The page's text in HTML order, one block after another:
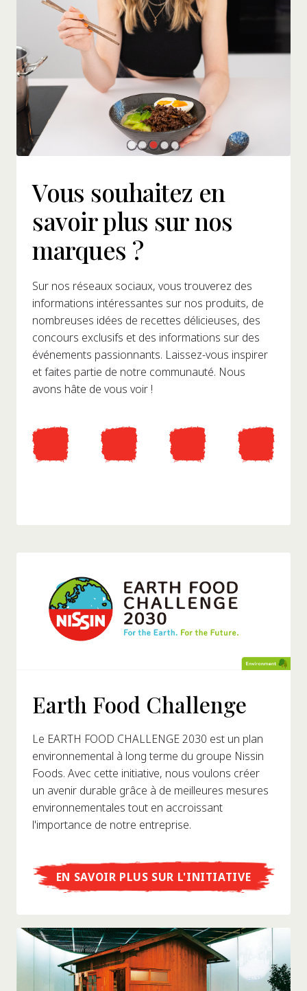
Vous souhaitez en
savoir plus sur nos
marques ?
Sur nos réseaux sociaux, vous trouverez des
informations intéressantes sur nos produits, de
nombreuses idées de recettes délicieuses, des
concours exclusifs et des informations sur des
événements passionnants. Laissez-vous inspirer
et faites partie de notre communauté. Nous
avons hâte de vous voir !
Earth Food Challenge
Le EARTH FOOD CHALLENGE 2030 est un plan
environnemental à long terme du groupe Nissin
Foods. Avec cette initiative, nous voulons créer
un avenir durable grâce à de meilleures mesures
environnementales tout en accroissant
l'importance de notre entreprise.
EN SAVOIR PLUS SUR L'INITIATIVE